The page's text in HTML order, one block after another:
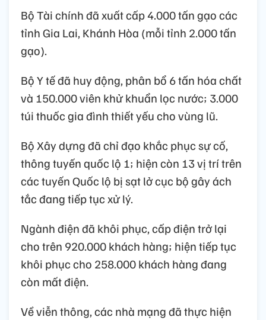
Bộ Tài chính đã xuất cấp 4.000 tấn gạo các
tỉnh Gia Lai, Khánh Hòa (mỗi tỉnh 2.000 tấn
gạo).
Bộ Y tế đã huy động, phân bổ 6 tấn hóa chất
và 150.000 viên khử khuẩn lọc nước; 3.000
túi thuốc gia đình thiết yếu cho vùng lũ.
Bộ Xây dựng đã chỉ đạo khắc phục sự cố,
thông tuyến quốc lộ 1; hiện còn 13 vị trí trên
các tuyến Quốc lộ bị sạt lở cục bộ gây ách
tắc đang tiếp tục xử lý.
Ngành điện đã khôi phục, cấp điện trở lại
cho trên 920.000 khách hàng; hiện tiếp tục
khôi phục cho 258.000 khách hàng đang
còn mất điện.
Về viễn thông, các nhà mạng đã thực hiện